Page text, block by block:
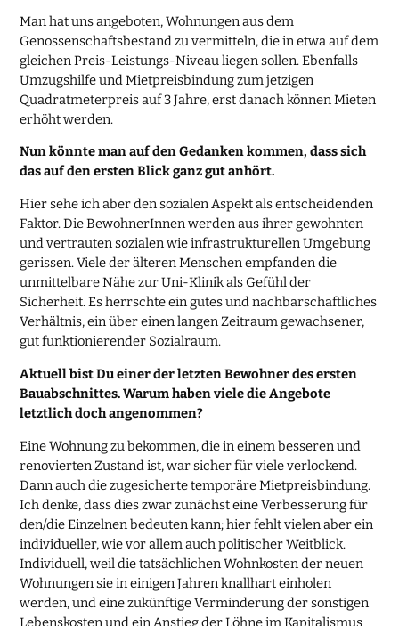
Man hat uns angeboten, Wohnungen aus dem
Genossenschaftsbestand zu vermitteln, die in etwa auf dem
gleichen Preis-Leistungs-Niveau liegen sollen. Ebenfalls
Umzugshilfe und Mietpreisbindung zum jetzigen
Quadratmeterpreis auf 3 Jahre, erst danach können Mieten
erhöht werden.
Nun könnte man auf den Gedanken kommen, dass sich
das auf den ersten Blick ganz gut anhört.
Hier sehe ich aber den sozialen Aspekt als entscheidenden
Faktor. Die BewohnerInnen werden aus ihrer gewohnten
und vertrauten sozialen wie infrastrukturellen Umgebung
gerissen. Viele der älteren Menschen empfanden die
unmittelbare Nähe zur Uni-Klinik als Gefühl der
Sicherheit. Es herrschte ein gutes und nachbarschaftliches
Verhältnis, ein über einen langen Zeitraum gewachsener,
gut funktionierender Sozialraum.
Aktuell bist Du einer der letzten Bewohner des ersten
Bauabschnittes. Warum haben viele die Angebote
letztlich doch angenommen?
Eine Wohnung zu bekommen, die in einem besseren und
renovierten Zustand ist, war sicher für viele verlockend.
Dann auch die zugesicherte temporäre Mietpreisbindung.
Ich denke, dass dies zwar zunächst eine Verbesserung für
den/die Einzelnen bedeuten kann; hier fehlt vielen aber ein
individueller, wie vor allem auch politischer Weitblick.
Individuell, weil die tatsächlichen Wohnkosten der neuen
Wohnungen sie in einigen Jahren knallhart einholen
werden, und eine zukünftige Verminderung der sonstigen
Lebenskosten und ein Anstieg der Löhne im Kapitalismus